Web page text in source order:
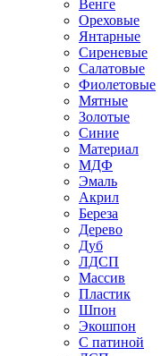
Венге
Ореховые
Янтарные
Сиреневые
Салатовые
Фиолетовые
Мятные
Золотые
Синие
Материал
МДФ
Эмаль
Акрил
Береза
Дерево
Дуб
ЛДСП
Массив
Пластик
Шпон
Экошпон
С патиной